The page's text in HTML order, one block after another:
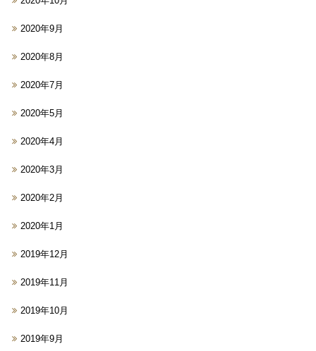
2020年9月
2020年8月
2020年7月
2020年5月
2020年4月
2020年3月
2020年2月
2020年1月
2019年12月
2019年11月
2019年10月
2019年9月